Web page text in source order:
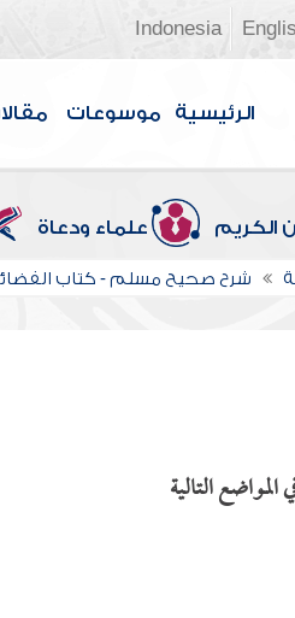
Indonesia
الرئيسية موسوعات
الكريم علماء ودعاة
شرح صحيح مسلم - كتاب
التالية